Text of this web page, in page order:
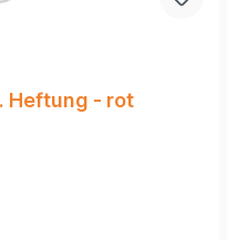
Heftung - rot